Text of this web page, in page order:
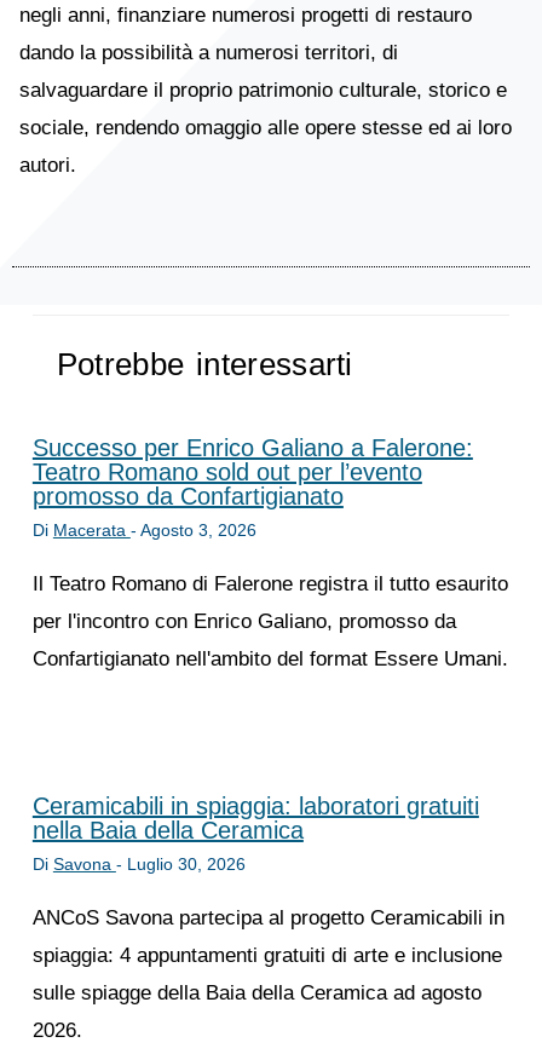
negli anni, finanziare numerosi progetti di restauro
dando la possibilità a numerosi territori, di
salvaguardare il proprio patrimonio culturale, storico e
sociale, rendendo omaggio alle opere stesse ed ai loro
autori.
Potrebbe interessarti
Successo per Enrico Galiano a Falerone:
Teatro Romano sold out per l’evento
promosso da Confartigianato
Di Macerata - Agosto 3, 2026
Il Teatro Romano di Falerone registra il tutto esaurito
per l'incontro con Enrico Galiano, promosso da
Confartigianato nell'ambito del format Essere Umani.
Ceramicabili in spiaggia: laboratori gratuiti
nella Baia della Ceramica
Di Savona - Luglio 30, 2026
ANCoS Savona partecipa al progetto Ceramicabili in
spiaggia: 4 appuntamenti gratuiti di arte e inclusione
sulle spiagge della Baia della Ceramica ad agosto
2026.